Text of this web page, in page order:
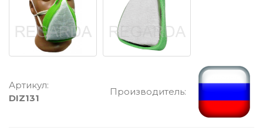
Артикул:
DIZ131
Производитель: